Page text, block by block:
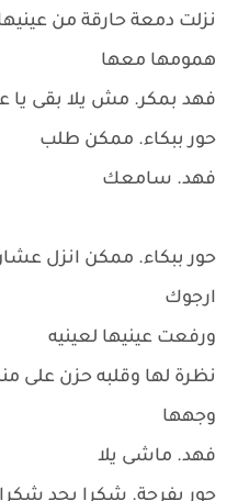
نزلت دمعة حارقة من
همومها معها
فهد بمكر. مش يلا بقى يا
حور ببكاء. ممكن طلب
فهد. سامعك
حور ببكاء. ممكن انزل
ارجوك
ورفعت عينيها لعينيه
نظرة لها وقلبه حزن على
وجهها
فهد. ماشى يلا
حور بفرحة. شكرا بجد شكرا